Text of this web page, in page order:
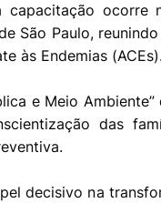
capacitação ocorre
São Paulo,
às Endemias
e Meio
das
decisivo na